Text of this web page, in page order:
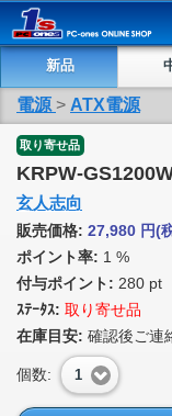
新品
電源 > ATX電源
取り寄せ品
KRPW-
玄人志向
販売価格: 27,980 円(
ポイント率: 1 %
付与ポイント: 280 pt
ｽﾃｰﾀｽ: 取り寄せ品
在庫目安: 確認後ご連
個数: 1